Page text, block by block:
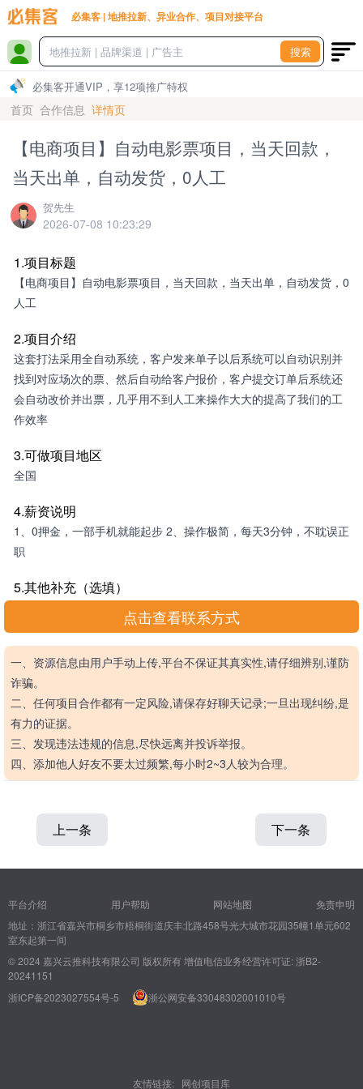
必集客 | 地推拉新、异业合作、项目对接平台
搜索
必集客开通VIP，享12项推广特权
首页 合作信息 详情页
【电商项目】自动电影票项目，当天回款，
当天出单，自动发货，0人工
贺先生
2026-07-08 10:23:29
1.项目标题
【电商项目】自动电影票项目，当天回款，当天出单，自动发货，0
人工
2.项目介绍
这套打法采用全自动系统，客户发来单子以后系统可以自动识别并
找到对应场次的票、然后自动给客户报价，客户提交订单后系统还
会自动改价并出票，几乎用不到人工来操作大大的提高了我们的工
作效率
3.可做项目地区
全国
4.薪资说明
1、0押金，一部手机就能起步 2、操作极简，每天3分钟，不耽误正
职
5.其他补充（选填）
点击查看联系方式
一、资源信息由用户手动上传,平台不保证其真实性,请仔细辨别,谨防
诈骗。
二、任何项目合作都有一定风险,请保存好聊天记录;一旦出现纠纷,是
有力的证据。
三、发现违法违规的信息,尽快远离并投诉举报。
四、添加他人好友不要太过频繁,每小时2~3人较为合理。
上一条 下一条
平台介绍 用户帮助 网站地图
免责申明
地址：浙江省嘉兴市桐乡市梧桐街道庆丰北路458号光大城市花园35幢1单元602
室东起第一间
© 2024 嘉兴云推科技有限公司 版权所有增值电信业务经营许可证: 浙B2-
20241151
浙ICP备2023027554号-5
浙公网安备33048302001010号
友情链接: 网创项目库